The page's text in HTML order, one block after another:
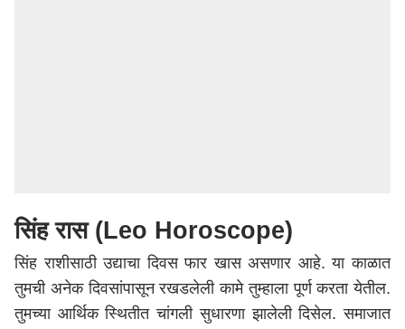
सिंह रास (Leo Horoscope)
सिंह राशीसाठी उद्याचा दिवस फार खास असणार आहे. या काळात
तुमची अनेक दिवसांपासून रखडलेली कामे तुम्हाला पूर्ण करता येतील.
तुमच्या आर्थिक स्थितीत चांगली सुधारणा झालेली दिसेल. समाजात